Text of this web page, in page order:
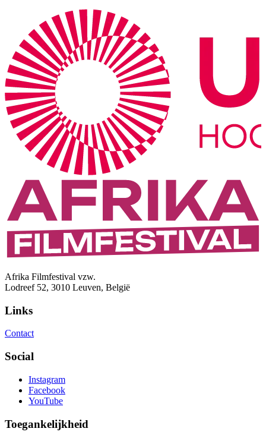
Afrika Filmfestival vzw.
Lodreef 52, 3010 Leuven, België
Links
Contact
Social
Instagram
Facebook
YouTube
Toegankelijkheid